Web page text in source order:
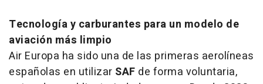
Tecnología y carburantes para un modelo de
aviación más limpio
Air Europa ha sido una de las primeras aerolíneas
españolas en utilizar SAF de forma voluntaria,